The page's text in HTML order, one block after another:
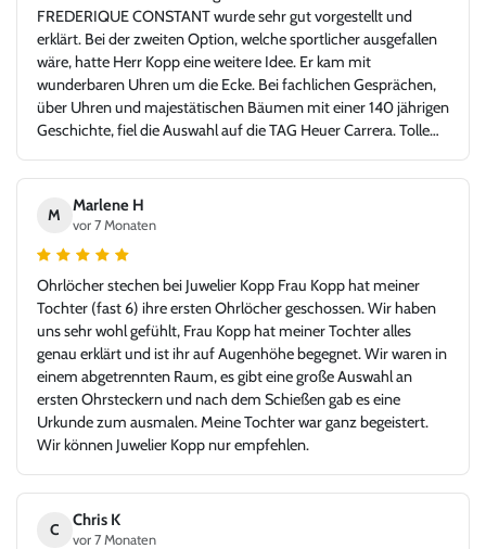
FREDERIQUE CONSTANT wurde sehr gut vorgestellt und
erklärt. Bei der zweiten Option, welche sportlicher ausgefallen
wäre, hatte Herr Kopp eine weitere Idee. Er kam mit
wunderbaren Uhren um die Ecke. Bei fachlichen Gesprächen,
über Uhren und majestätischen Bäumen mit einer 140 jährigen
Geschichte, fiel die Auswahl auf die TAG Heuer Carrera. Tolle
M
Marlene H
vor 7 Monaten
Ohrlöcher stechen bei Juwelier Kopp Frau Kopp hat meiner
Tochter (fast 6) ihre ersten Ohrlöcher geschossen. Wir haben
uns sehr wohl gefühlt, Frau Kopp hat meiner Tochter alles
genau erklärt und ist ihr auf Augenhöhe begegnet. Wir waren in
einem abgetrennten Raum, es gibt eine große Auswahl an
ersten Ohrsteckern und nach dem Schießen gab es eine
Urkunde zum ausmalen. Meine Tochter war ganz begeistert.
Wir können Juwelier Kopp nur empfehlen.
C
Chris K
vor 7 Monaten